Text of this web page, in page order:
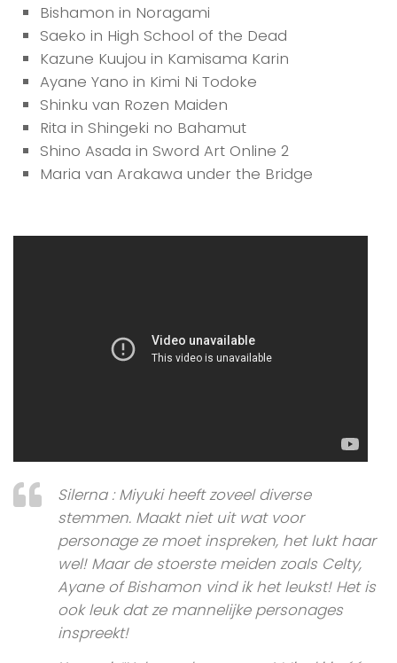
Bishamon in Noragami
Saeko in High School of the Dead
Kazune Kuujou in Kamisama Karin
Ayane Yano in Kimi Ni Todoke
Shinku van Rozen Maiden
Rita in Shingeki no Bahamut
Shino Asada in Sword Art Online 2
Maria van Arakawa under the Bridge
Silerna : Miyuki heeft zoveel diverse
stemmen. Maakt niet uit wat voor
personage ze moet inspreken, het lukt haar
wel! Maar de stoerste meiden zoals Celty,
Ayane of Bishamon vind ik het leukst! Het is
ook leuk dat ze mannelijke personages
inspreekt!